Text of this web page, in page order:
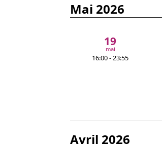
mai 2026
19
mai
16:00 - 23:55
avril 2026